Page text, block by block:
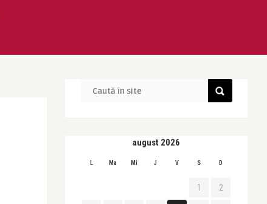
august 2026
L Ma Mi J V S D
1 2